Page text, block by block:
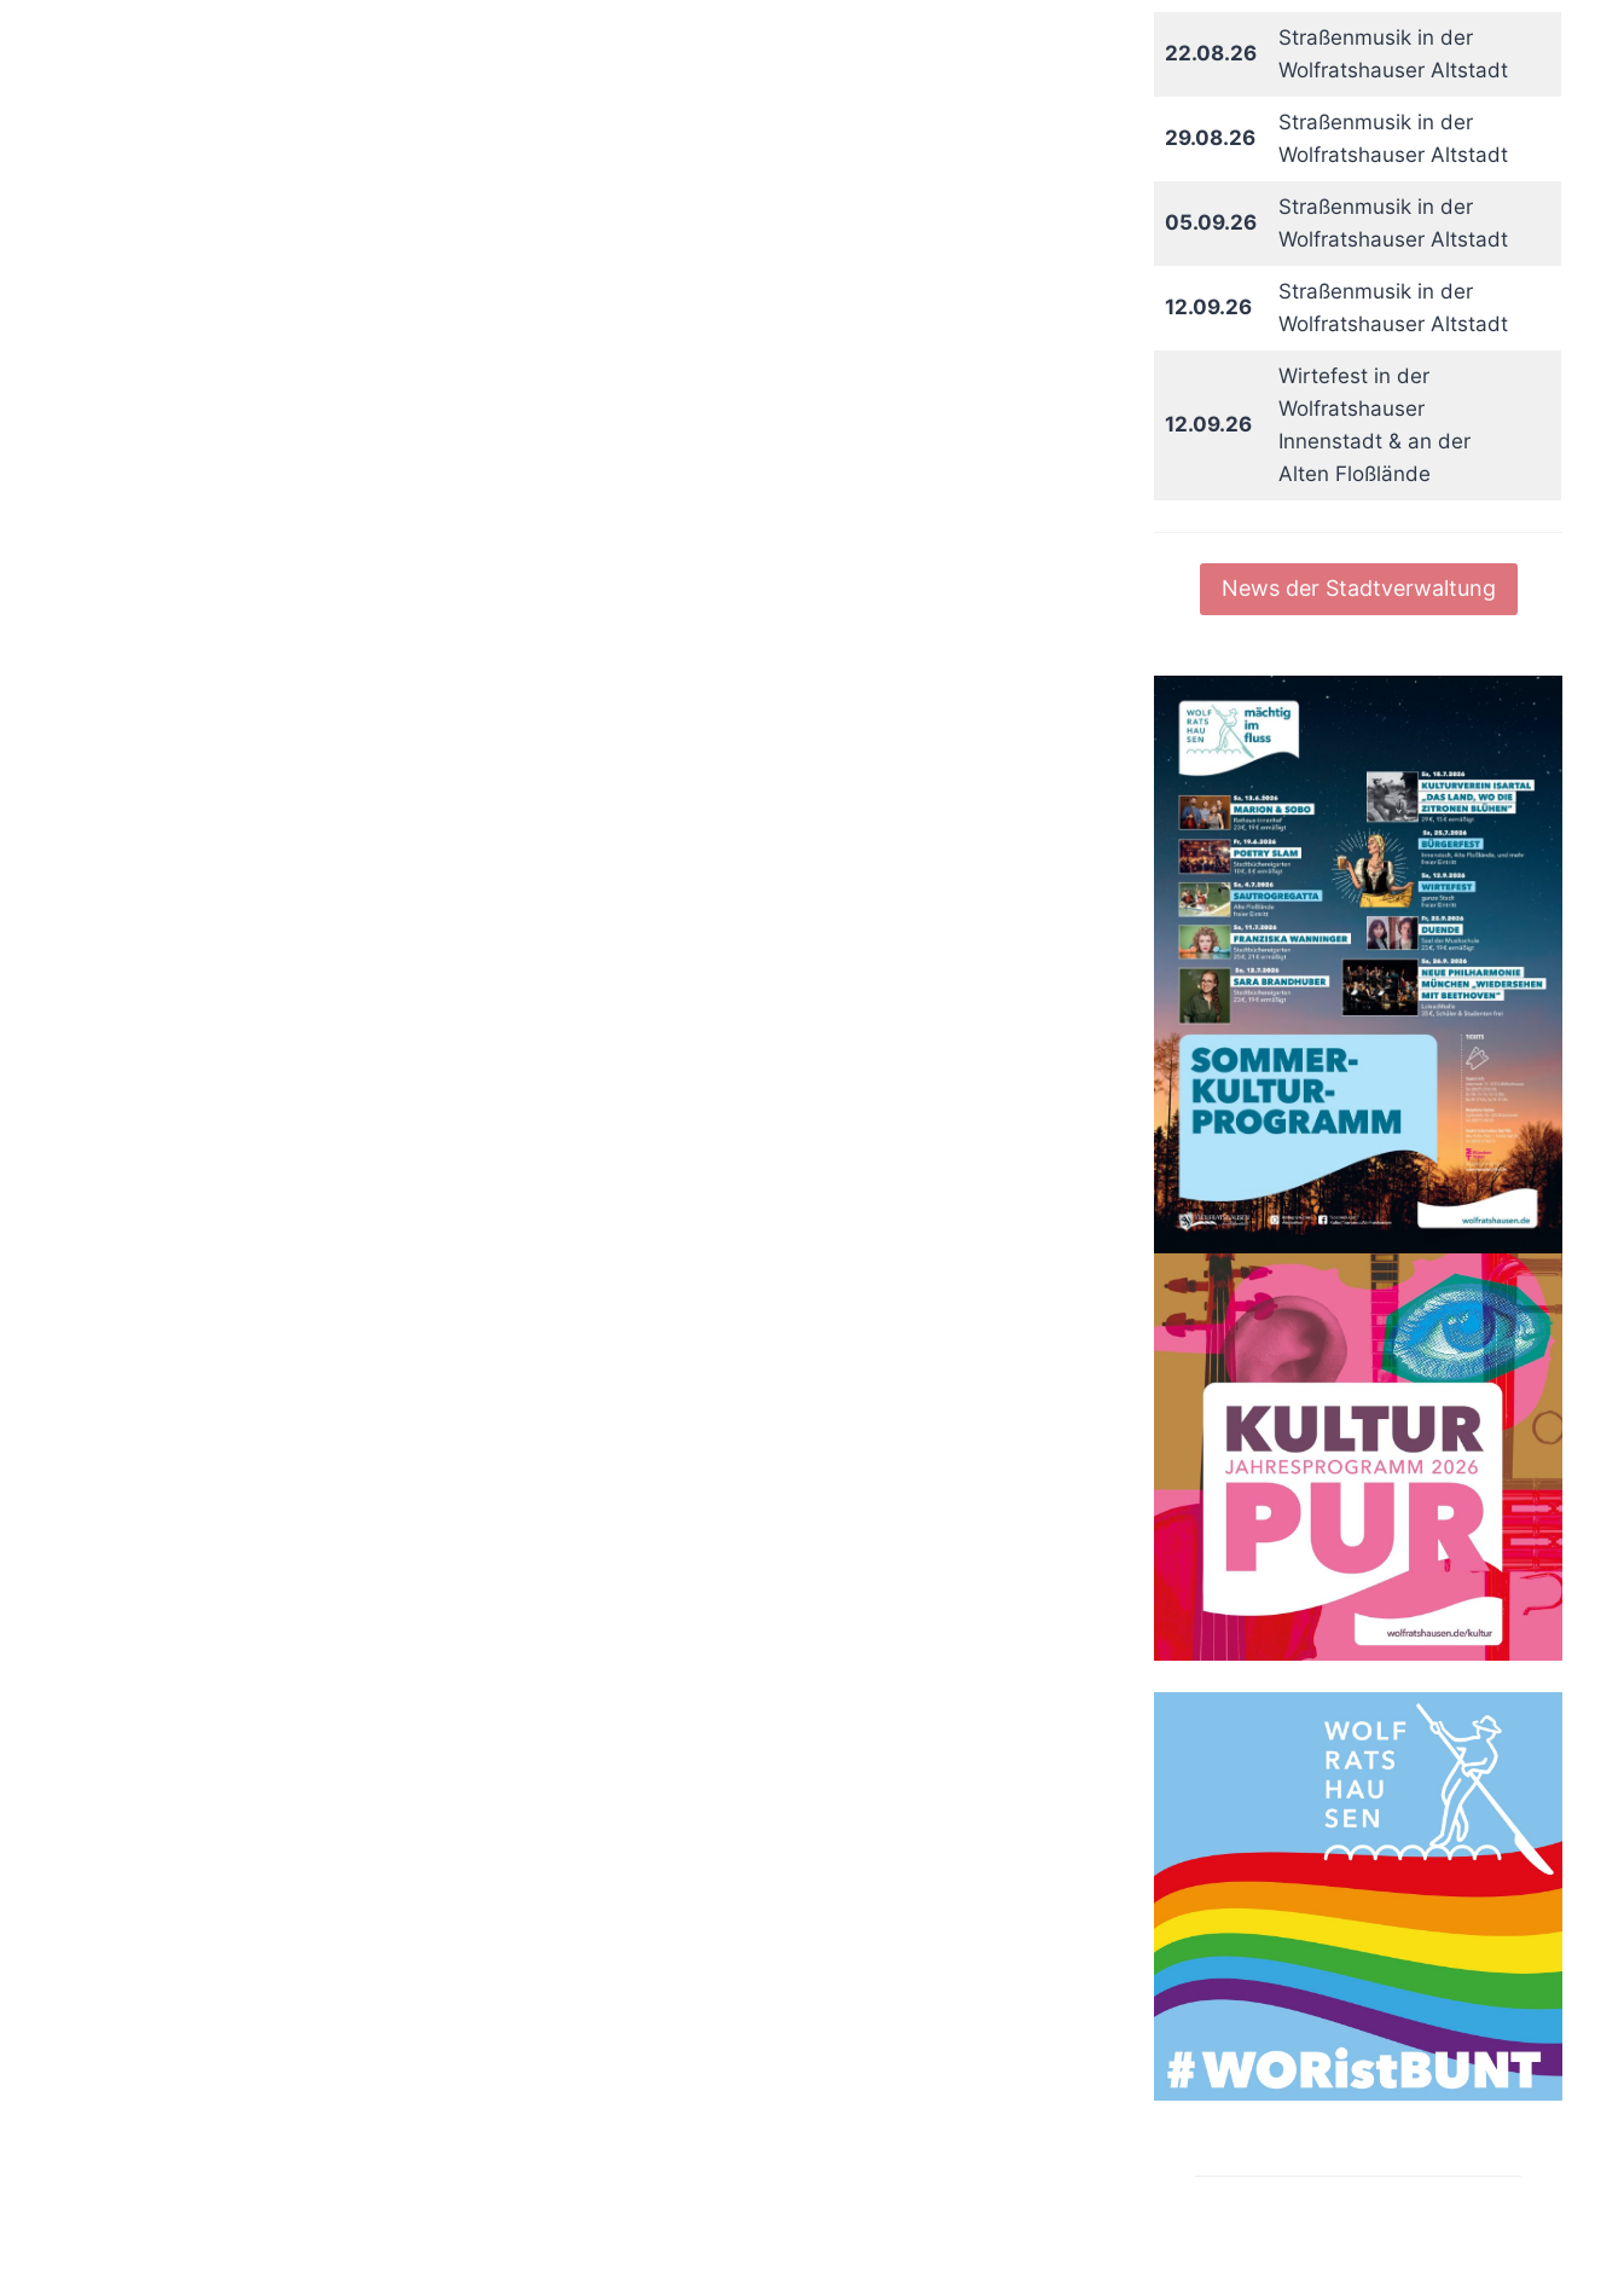
22.08.26
Straßenmusik in der
Wolfratshauser Altstadt
29.08.26
Straßenmusik in der
Wolfratshauser Altstadt
05.09.26
Straßenmusik in der
Wolfratshauser Altstadt
12.09.26
Straßenmusik in der
Wolfratshauser Altstadt
12.09.26
Wirtefest in der
Wolfratshauser
Innenstadt & an der
Alten Floßlände
News der Stadtverwaltung